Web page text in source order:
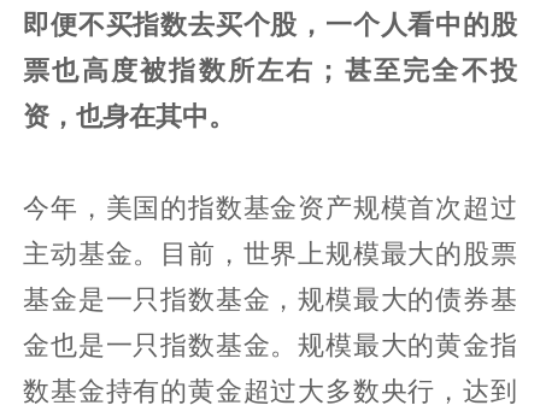
即便不买指数去买个股，一个人看中的股
票也高度被指数所左右；甚至完全不投
资，也身在其中。
今年，美国的指数基金资产规模首次超过
主动基金。目前，世界上规模最大的股票
基金是一只指数基金，规模最大的债券基
金也是一只指数基金。规模最大的黄金指
数基金持有的黄金超过大多数央行，达到